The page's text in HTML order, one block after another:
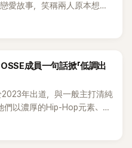
愛故事，笑稱兩人原本想享
時竟被路人認出，還一路替
成員一句話掀「低調出
年出道，與一般主打清純
以濃厚的Hip-Hop元素、自
，MV也融入美式街頭、塗